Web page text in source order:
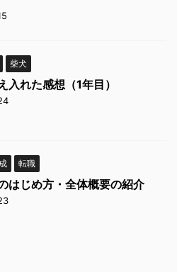
柴犬
入れた感想（1年目）
転職
はじめ方・全体概要の紹介